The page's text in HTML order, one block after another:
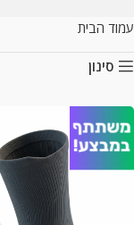
עמוד הבית
סינון